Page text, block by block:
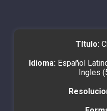
Título:
Idioma: Español
Ingles